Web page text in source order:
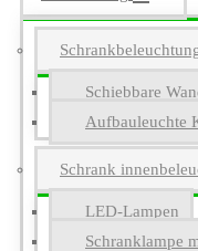
Schiebbare
Aufbauleuchte
Schrank
LED-Lampen
Schranklampe